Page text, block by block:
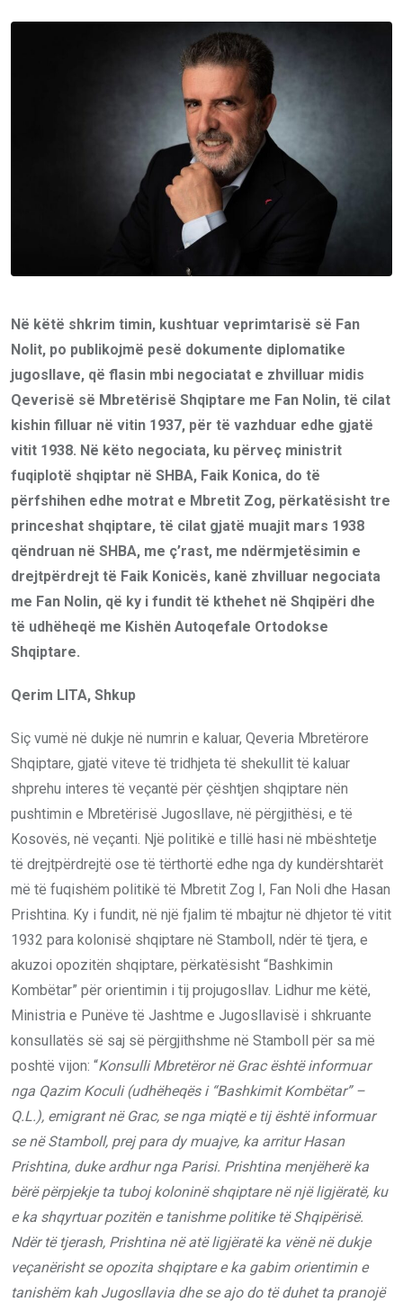
Email
Në këtë shkrim timin, kushtuar veprimtarisë së Fan
Nolit, po publikojmë pesë dokumente diplomatike
jugosllave, që flasin mbi negociatat e zhvilluar midis
Qeverisë së Mbretërisë Shqiptare me Fan Nolin, të cilat
kishin filluar në vitin 1937, për të vazhduar edhe gjatë
vitit 1938. Në këto negociata, ku përveç ministrit
fuqiplotë shqiptar në SHBA, Faik Konica, do të
përfshihen edhe motrat e Mbretit Zog, përkatësisht tre
princeshat shqiptare, të cilat gjatë muajit mars 1938
qëndruan në SHBA, me ç’rast, me ndërmjetësimin e
drejtpërdrejt të Faik Konicës, kanë zhvilluar negociata
me Fan Nolin, që ky i fundit të kthehet në Shqipëri dhe
të udhëheqë me Kishën Autoqefale Ortodokse
Shqiptare.
Qerim LITA, Shkup
Siç vumë në dukje në numrin e kaluar, Qeveria Mbretërore
Shqiptare, gjatë viteve të tridhjeta të shekullit të kaluar
shprehu interes të veçantë për çështjen shqiptare nën
pushtimin e Mbretërisë Jugosllave, në përgjithësi, e të
Kosovës, në veçanti. Një politikë e tillë hasi në mbështetje
të drejtpërdrejtë ose të tërthortë edhe nga dy kundërshtarët
më të fuqishëm politikë të Mbretit Zog I, Fan Noli dhe Hasan
Prishtina. Ky i fundit, në një fjalim të mbajtur në dhjetor të vitit
1932 para kolonisë shqiptare në Stamboll, ndër të tjera, e
akuzoi opozitën shqiptare, përkatësisht “Bashkimin
Kombëtar” për orientimin i tij projugosllav. Lidhur me këtë,
Ministria e Punëve të Jashtme e Jugosllavisë i shkruante
konsullatës së saj së përgjithshme në Stamboll për sa më
poshtë vijon: “Konsulli Mbretëror në Grac është informuar
nga Qazim Koculi (udhëheqës i “Bashkimit Kombëtar” –
Q.L.), emigrant në Grac, se nga miqtë e tij është informuar
se në Stamboll, prej para dy muajve, ka arritur Hasan
Prishtina, duke ardhur nga Parisi. Prishtina menjëherë ka
bërë përpjekje ta tuboj koloninë shqiptare në një ligjëratë, ku
e ka shqyrtuar pozitën e tanishme politike të Shqipërisë.
Ndër të tjerash, Prishtina në atë ligjëratë ka vënë në dukje
veçanërisht se opozita shqiptare e ka gabim orientimin e
tanishëm kah Jugosllavia dhe se ajo do të duhet ta pranojë